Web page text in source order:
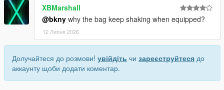
XBMarshall
@bkny why the bag keep shaking when equipped?
12 Липня 2026
Долучайтеся до розмови! увійдіть чи зареєструйтеся до
аккаунту щоби додати коментар.